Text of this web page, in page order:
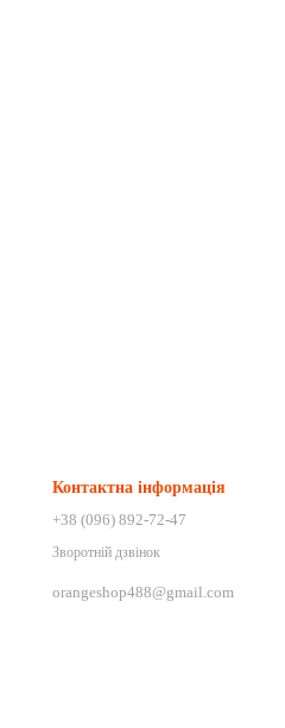
Контактна інформація
+38 (096) 892-72-47
Зворотній дзвінок
orangeshop488@gmail.com